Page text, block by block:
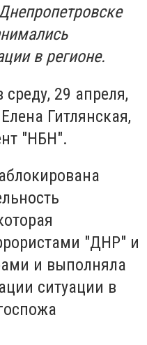
в регионе.
29 апреля,
Гитлянская,
"НБН".
"ДНР" и
и выполняла
ситуации в